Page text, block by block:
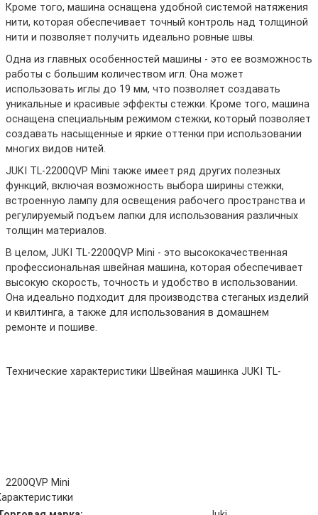
Кроме того, машина оснащена удобной системой натяжения
нити, которая обеспечивает точный контроль над толщиной
нити и позволяет получить идеально ровные швы.
Одна из главных особенностей машины - это ее возможность
работы с большим количеством игл. Она может
использовать иглы до 19 мм, что позволяет создавать
уникальные и красивые эффекты стежки. Кроме того, машина
оснащена специальным режимом стежки, который позволяет
создавать насыщенные и яркие оттенки при использовании
многих видов нитей.
JUKI TL-2200QVP Mini также имеет ряд других полезных
функций, включая возможность выбора ширины стежки,
встроенную лампу для освещения рабочего пространства и
регулируемый подъем лапки для использования различных
толщин материалов.
В целом, JUKI TL-2200QVP Mini - это высококачественная
профессиональная швейная машина, которая обеспечивает
высокую скорость, точность и удобство в использовании.
Она идеально подходит для производства стеганых изделий
и квилтинга, а также для использования в домашнем
ремонте и пошиве.
Технические характеристики Швейная машинка JUKI TL-
2200QVP Mini